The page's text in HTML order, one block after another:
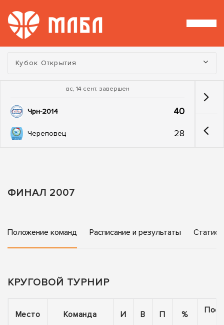
Турнир:
Кубок Открытия
вс, 14 сент. завершен
Чрн-2014 40
Череповец 28
ФИНАЛ 2007
Положение команд Расписание и результаты
КРУГОВОЙ ТУРНИР
Место Команда И В П %